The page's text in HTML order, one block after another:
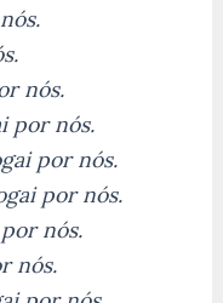
nós.
por nós.
por nós.
por nós.
nós.
nós.